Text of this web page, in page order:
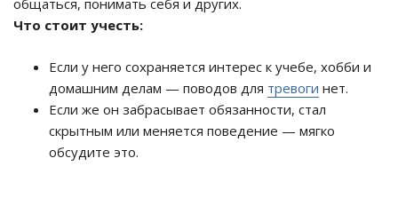
общаться, понимать себя и других.
Что стоит учесть:
Если у него сохраняется интерес к учебе, хобби и
домашним делам — поводов для тревоги нет.
Если же он забрасывает обязанности, стал
скрытным или меняется поведение — мягко
обсудите это.